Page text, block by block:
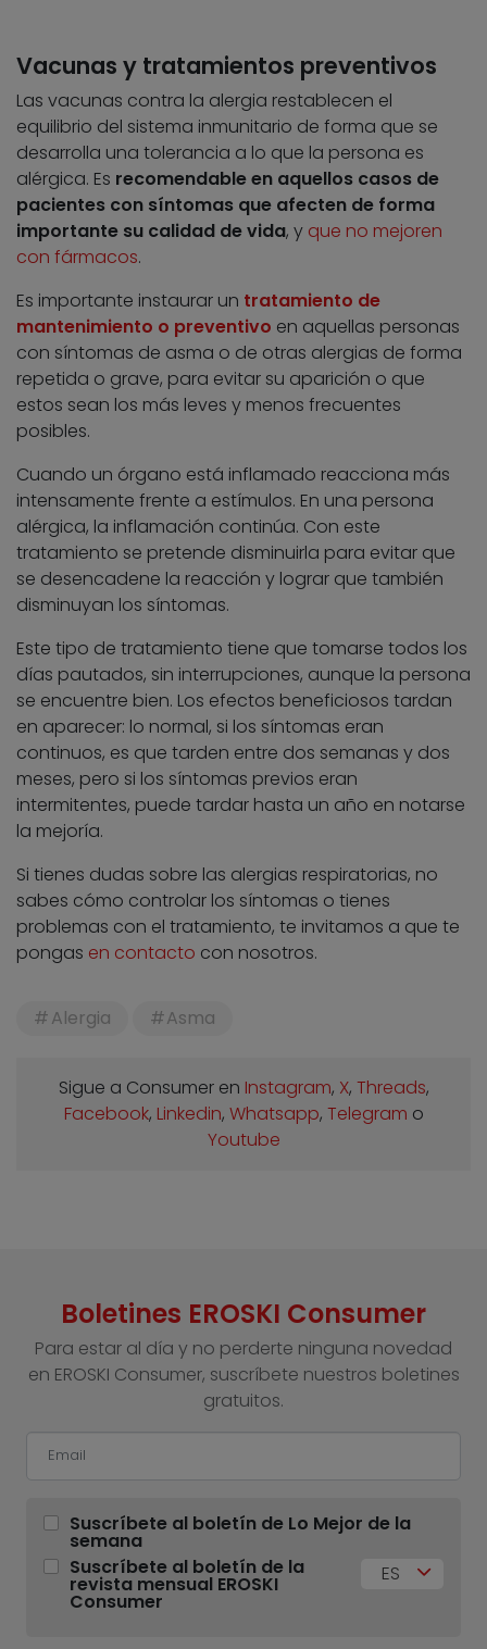
Vacunas y tratamientos preventivos
Las vacunas contra la alergia restablecen el
equilibrio del sistema inmunitario de forma que se
desarrolla una tolerancia a lo que la persona es
alérgica. Es recomendable en aquellos casos de
pacientes con síntomas que afecten de forma
importante su calidad de vida, y que no mejoren
con fármacos.
Es importante instaurar un tratamiento de
mantenimiento o preventivo en aquellas personas
con síntomas de asma o de otras alergias de forma
repetida o grave, para evitar su aparición o que
estos sean los más leves y menos frecuentes
posibles.
Cuando un órgano está inflamado reacciona más
intensamente frente a estímulos. En una persona
alérgica, la inflamación continúa. Con este
tratamiento se pretende disminuirla para evitar que
se desencadene la reacción y lograr que también
disminuyan los síntomas.
Este tipo de tratamiento tiene que tomarse todos los
días pautados, sin interrupciones, aunque la persona
se encuentre bien. Los efectos beneficiosos tardan
en aparecer: lo normal, si los síntomas eran
continuos, es que tarden entre dos semanas y dos
meses, pero si los síntomas previos eran
intermitentes, puede tardar hasta un año en notarse
la mejoría.
Si tienes dudas sobre las alergias respiratorias, no
sabes cómo controlar los síntomas o tienes
problemas con el tratamiento, te invitamos a que te
pongas en contacto con nosotros.
Alergia Asma
Sigue a Consumer en Instagram, X, Threads,
Facebook, Linkedin, Whatsapp, Telegram o
Youtube
Boletines EROSKI Consumer
Para estar al día y no perderte ninguna novedad
en EROSKI Consumer, suscríbete nuestros boletines
gratuitos.
Suscríbete al boletín de Lo Mejor de la
semana
Suscríbete al boletín de la
revista mensual EROSKI
Consumer
ES